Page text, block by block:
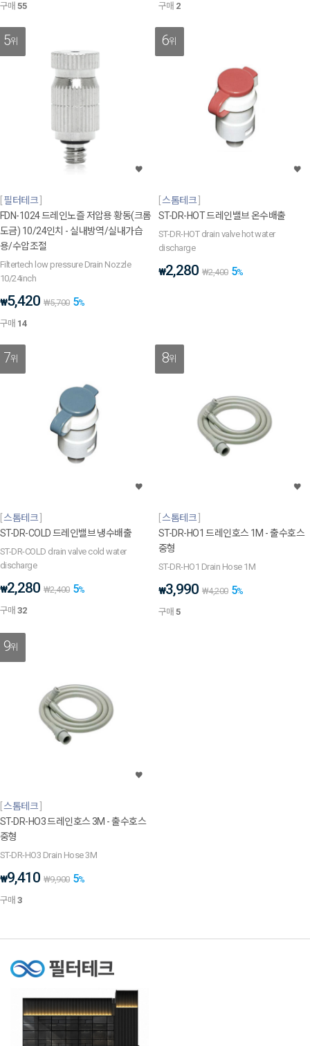
구매55
구매 2
5위
필터테크
FDN-1024 드레인노즐 저압용 황동(크롬
도금) 10/24인치 - 실내방역/실내가습
용/수압조절
Filtertech low pressure Drain Nozzle
10/24inch
₩5,420 ₩5,700 5%
구매 14
6위
스톰테크
ST-DR-HOT 드레인밸브 온수배출
ST-DR-HOT drain valve hot water
discharge
₩2,280 ₩2,400 5%
7위
스톰테크
ST-DR-COLD 드레인밸브 냉수배출
ST-DR-COLD drain valve cold water
discharge
₩2,280 ₩2,400 5%
구매32
8위
스톰테크
ST-DR-HO1 드레인호스 1M - 출수호스
중형
ST-DR-HO1 Drain Hose 1M
₩3,990 ₩4,200 5%
구매5
9위
스톰테크
ST-DR-HO3 드레인호스 3M - 출수호스
중형
ST-DR-HO3 Drain Hose 3M
₩9,410 ₩9,900 5%
구매3